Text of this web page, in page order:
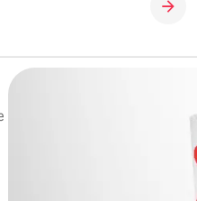
MON GOBELET